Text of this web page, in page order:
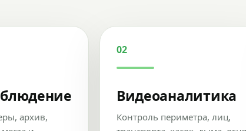
архив,
02
Видеоаналитика
Контроль периметра, лиц,